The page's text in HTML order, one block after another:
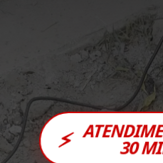
⚡ 30